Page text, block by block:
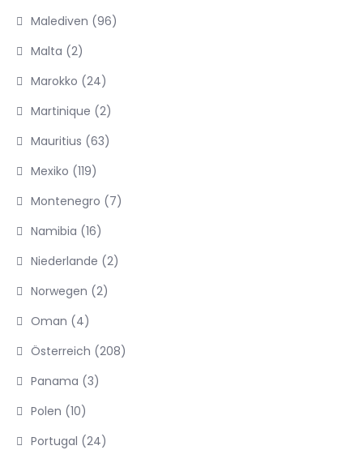
Malediven (96)
Malta (2)
Marokko (24)
Martinique (2)
Mauritius (63)
Mexiko (119)
Montenegro (7)
Namibia (16)
Niederlande (2)
Norwegen (2)
Oman (4)
Österreich (208)
Panama (3)
Polen (10)
Portugal (24)